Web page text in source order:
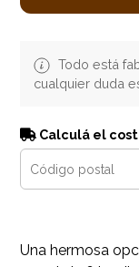
Todo está
cualquier duda
Calculá el
Una hermosa